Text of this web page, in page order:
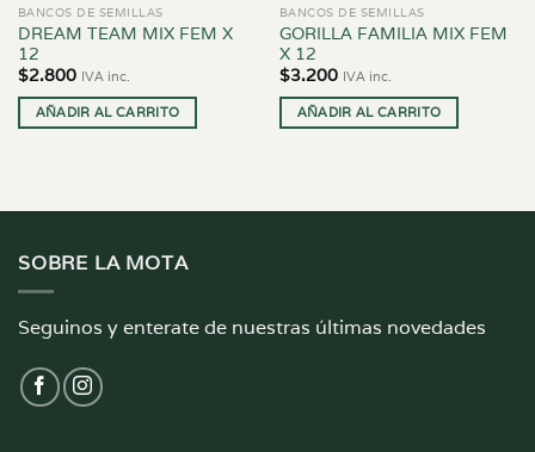
BANCOS DE SEMILLAS
DREAM TEAM MIX FEM X
12
$2.800 IVA inc.
AÑADIR AL CARRITO
BANCOS DE SEMILLAS
GORILLA FAMILIA MIX FEM
X 12
$3.200 IVA inc.
AÑADIR AL CARRITO
SOBRE LA MOTA
Seguinos y enterate de nuestras últimas novedades